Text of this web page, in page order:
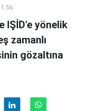
IŞİD'e yönelik
zamanlı
gözaltına